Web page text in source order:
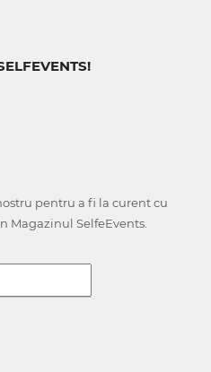
pentru a fi la curent cu
Magazinul SelfeEvents.